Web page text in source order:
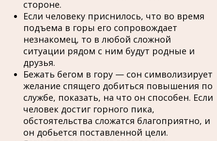
стороне.
Если человеку приснилось, что во время
подъема в горы его сопровождает
незнакомец, то в любой сложной
ситуации рядом с ним будут родные и
друзья.
Бежать бегом в гору — сон символизирует
желание спящего добиться повышения по
службе, показать, на что он способен. Если
человек достиг горного пика,
обстоятельства сложатся благоприятно, и
он добьется поставленной цели.